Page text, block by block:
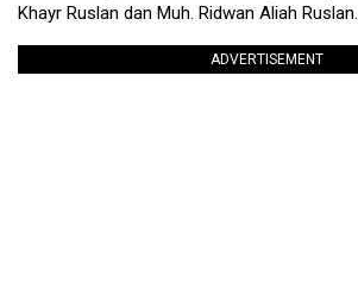
Khayr Ruslan dan Muh. Ridwan Aliah Ruslan.
ADVERTISEMENT